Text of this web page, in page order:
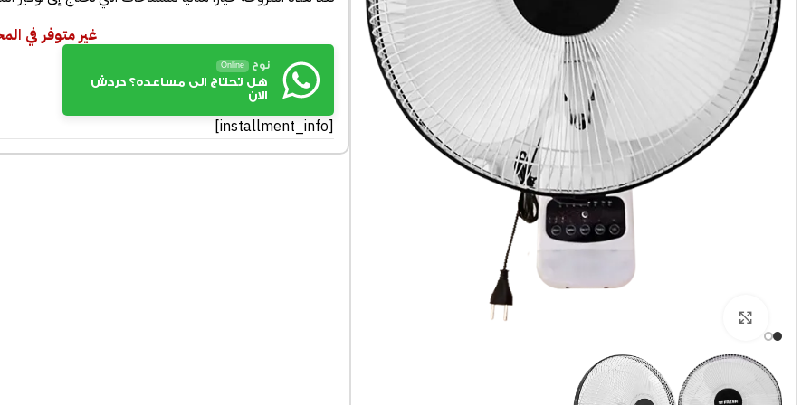
غير متوفر في
نوح Online
هل تحتاج الى مساعده؟ دردش
الان
[installment_info]